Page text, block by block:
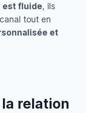
est fluide, ils
tout en
et
relation